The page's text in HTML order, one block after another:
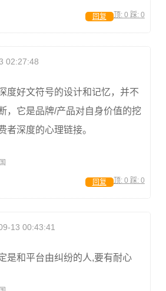
顶: 0 踩: 0
回复
02:27:48
度好文符号的设计和记忆，并不
，它是品牌/产品对自身价值的挖
者深度的心理链接。
顶: 0 踩: 0
回复
13 00:43:41
是和平台由纠纷的人,要有耐心